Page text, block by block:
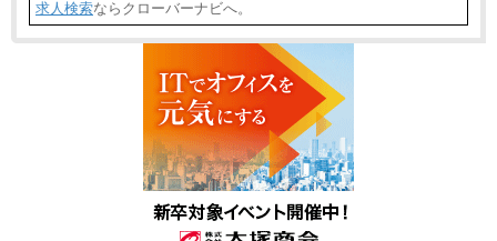
求人検索ならクローバーナビへ。